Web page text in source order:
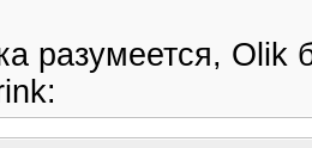
разумеется, Olik